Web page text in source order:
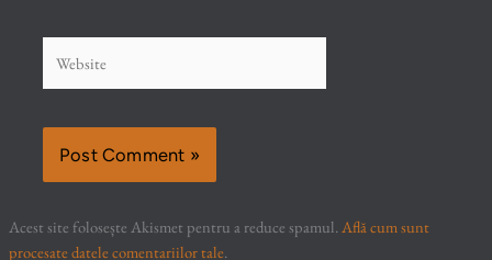
Acest site folosește Akismet pentru a reduce spamul.Află cum sunt
procesate datele comentariilor tale.